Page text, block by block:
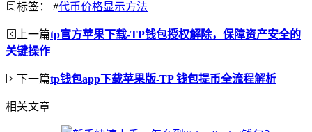
标签： #代币价格显示方法
上一篇tp官方苹果下载-TP钱包授权解除，保障资产安全的
关键操作
下一篇tp钱包app下载苹果版-TP 钱包提币全流程解析
相关文章